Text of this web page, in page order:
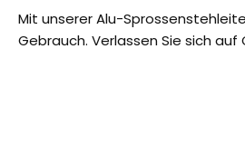
Mit unserer Alu-
Gebrauch. Verlassen Sie sich